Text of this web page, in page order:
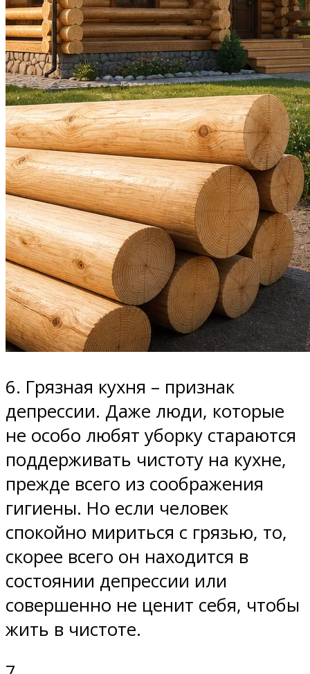
6. Грязная кухня – признак
депрессии. Даже люди, которые
не особо любят уборку стараются
поддерживать чистоту на кухне,
прежде всего из соображения
гигиены. Но если человек
спокойно мириться с грязью, то,
скорее всего он находится в
состоянии депрессии или
совершенно не ценит себя, чтобы
жить в чистоте.